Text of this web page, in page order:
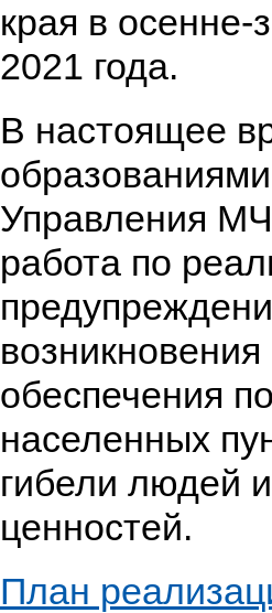
края в
2021 года.
В настоящее
Управления
работа по
обеспечения
населенных
гибели людей
ценностей.
План